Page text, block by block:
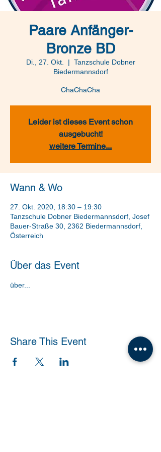
Paare Anfänger-
Bronze BD
Di., 27. Okt.
  |
Tanzschule Dobner
Biedermannsdorf
ChaChaCha
Leider ist dieses Event schon
ausgebucht!
weitere Termine...
Wann & Wo
27. Okt. 2020, 18:30 – 19:30
Tanzschule Dobner Biedermannsdorf, Josef
Bauer-Straße 30, 2362 Biedermannsdorf,
Österreich
Über das Event
über...
Share This Event